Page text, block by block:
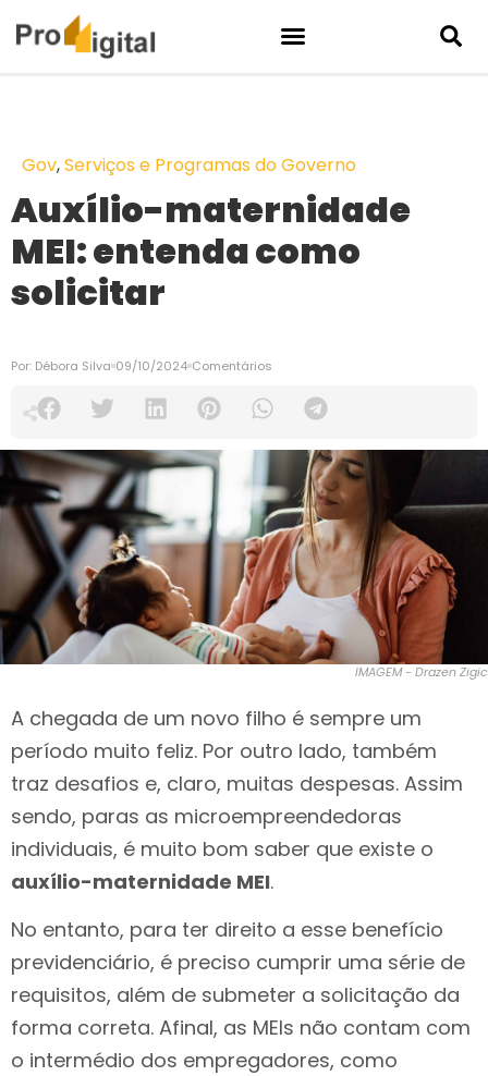
Gov,Serviços e Programas do Governo
Auxílio-maternidade
MEI: entenda como
solicitar
Por: Débora Silva 09/10/2024 Comentários
IMAGEM - Drazen Zigic
A chegada de um novo filho é sempre um
período muito feliz. Por outro lado, também
traz desafios e, claro, muitas despesas. Assim
sendo, paras as microempreendedoras
individuais, é muito bom saber que existe o
auxílio-maternidade MEI.
No entanto, para ter direito a esse benefício
previdenciário, é preciso cumprir uma série de
requisitos, além de submeter a solicitação da
forma correta. Afinal, as MEIs não contam com
o intermédio dos empregadores, como